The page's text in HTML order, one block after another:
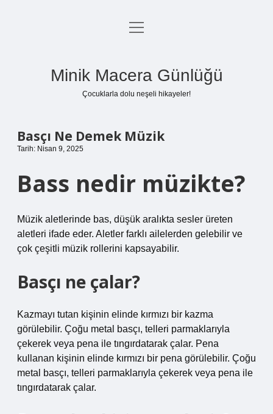
Anasayfa
menüyü
Minik Macera Günlüğü
Çocuklarla dolu neşeli hikayeler!
Basçı Ne Demek Müzik
Tarih: Nisan 9, 2025
Bass nedir müzikte?
Müzik aletlerinde bas, düşük aralıkta sesler üreten
aletleri ifade eder. Aletler farklı ailelerden gelebilir ve
çok çeşitli müzik rollerini kapsayabilir.
Basçı ne çalar?
Kazmayı tutan kişinin elinde kırmızı bir kazma
görülebilir. Çoğu metal basçı, telleri parmaklarıyla
çekerek veya pena ile tıngırdatarak çalar. Pena
kullanan kişinin elinde kırmızı bir pena görülebilir. Çoğu
metal basçı, telleri parmaklarıyla çekerek veya pena ile
tıngırdatarak çalar.